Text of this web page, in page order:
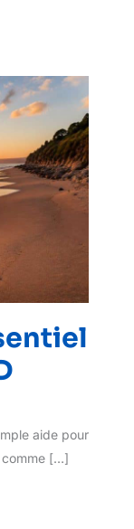
aide pour
comme […]